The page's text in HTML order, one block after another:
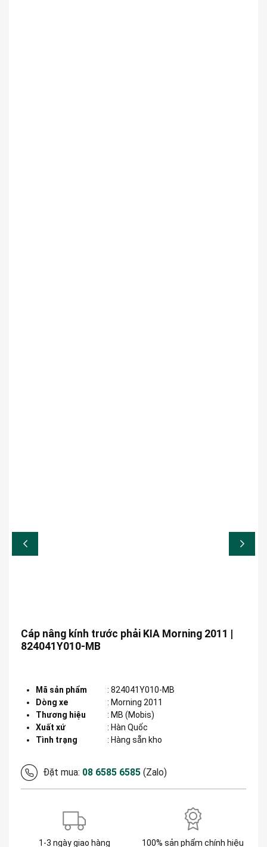
Cáp nâng kính trước phải KIA Morning 2011 |
824041Y010-MB
Mã sản phẩm : 824041Y010-MB
Dòng xe
: Morning 2011
Thương hiệu
: MB (Mobis)
Xuất xứ
: Hàn Quốc
Tình trạng
: Hàng sẵn kho
Đặt mua: 08 6585 6585 (Zalo)
1-3 ngày giao hàng 100% sản phẩm chính hiệu